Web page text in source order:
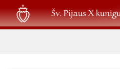
Pereiti
į
pagrindinį